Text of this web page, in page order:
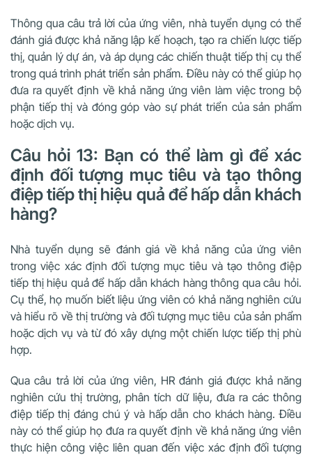
Thông qua câu trả lời của ứng viên, nhà tuyển dụng có thể
đánh giá được khả năng lập kế hoạch, tạo ra chiến lược tiếp
thị, quản lý dự án, và áp dụng các chiến thuật tiếp thị cụ thể
trong quá trình phát triển sản phẩm. Điều này có thể giúp họ
đưa ra quyết định về khả năng ứng viên làm việc trong bộ
phận tiếp thị và đóng góp vào sự phát triển của sản phẩm
hoặc dịch vụ.
Câu hỏi 13: Bạn có thể làm gì để xác
định đối tượng mục tiêu và tạo thông
điệp tiếp thị hiệu quả để hấp dẫn khách
hàng?
Nhà tuyển dụng sẽ đánh giá về khả năng của ứng viên
trong việc xác định đối tượng mục tiêu và tạo thông điệp
tiếp thị hiệu quả để hấp dẫn khách hàng thông qua câu hỏi.
Cụ thể, họ muốn biết liệu ứng viên có khả năng nghiên cứu
và hiểu rõ về thị trường và đối tượng mục tiêu của sản phẩm
hoặc dịch vụ và từ đó xây dựng một chiến lược tiếp thị phù
hợp.
Qua câu trả lời của ứng viên, HR đánh giá được khả năng
nghiên cứu thị trường, phân tích dữ liệu, đưa ra các thông
điệp tiếp thị đáng chú ý và hấp dẫn cho khách hàng. Điều
này có thể giúp họ đưa ra quyết định về khả năng ứng viên
thực hiện công việc liên quan đến việc xác định đối tượng